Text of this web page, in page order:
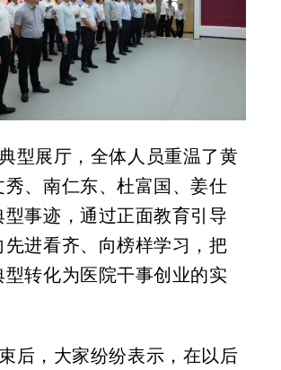
型展厅，全体人员重温了黄
秀、南仁东、杜富国、姜仕
型事迹，通过正面教育引导
先进看齐、向榜样学习，把
型转化为医院干事创业的实
后，大家纷纷表示，在以后